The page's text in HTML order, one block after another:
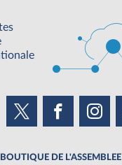
BOUTIQUE DE L'ASSEMBLEE